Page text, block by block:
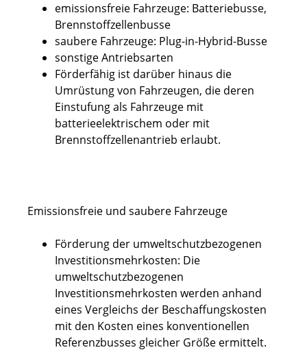
emissionsfreie Fahrzeuge: Batteriebusse,
Brennstoffzellenbusse
saubere Fahrzeuge: Plug-in-Hybrid-Busse
sonstige Antriebsarten
Förderfähig ist darüber hinaus die
Umrüstung von Fahrzeugen, die deren
Einstufung als Fahrzeuge mit
batterieelektrischem oder mit
Brennstoffzellenantrieb erlaubt.
Emissionsfreie und saubere Fahrzeuge
Förderung der umweltschutzbezogenen
Investitionsmehrkosten: Die
umweltschutzbezogenen
Investitionsmehrkosten werden anhand
eines Vergleichs der Beschaffungskosten
mit den Kosten eines konventionellen
Referenzbusses gleicher Größe ermittelt.